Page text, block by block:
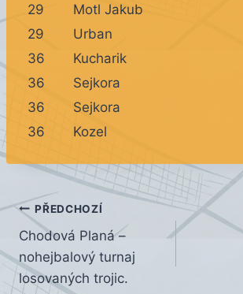
29
Motl Jakub
29
Urban
36
Kucharik
36
Sejkora
36
Sejkora
36
Kozel
Navigace
pro
příspěvek
PŘEDCHOZÍ
Chodová Planá –
nohejbalový turnaj
losovaných trojic.